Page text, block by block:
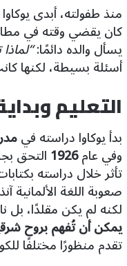
منذ طفولته، أبدى
كان يقضي وقته في
يسأل والده دائمًا:
أسئلة بسيطة، لكنها
التعليم
بدأ يوكاوا دراسته في
وفي عام1926التحق
تأثر خلال دراسته
صعوبة اللغة الألمانية
لكنه لم يكن مقلدًا، بل
يمكن أن تُفهم بروح
تقدم منظورًا مختلفًا